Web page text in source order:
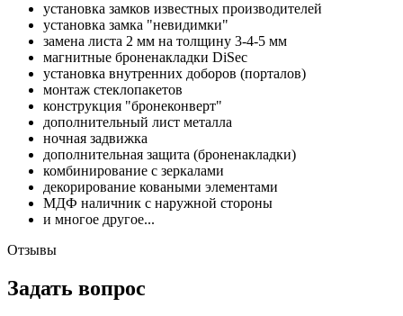
установка замков известных производителей
установка замка "невидимки"
замена листа 2 мм на толщину 3-4-5 мм
магнитные броненакладки DiSec
установка внутренних доборов (порталов)
монтаж стеклопакетов
конструкция "бронеконверт"
дополнительный лист металла
ночная задвижка
дополнительная защита (броненакладки)
комбинирование с зеркалами
декорирование коваными элементами
МДФ наличник с наружной стороны
и многое другое...
Отзывы
Задать вопрос